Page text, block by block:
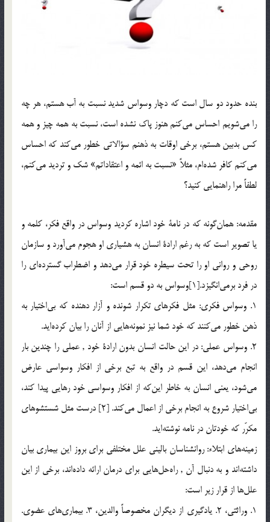
بنده حدود دو سال است كه دچار وسواس شديد نسبت به آب هستم، هر چه
را مي‌شويم احساس مي‌كنم هنوز پاك نشده است، نسبت به همه چيز و همه
كس بدبين هستم، برخي اوقات به ذهنم سؤالاتي خطور مي‌كند كه احساس
مي‌كنم كافر شده‌ام، مثلاً «نسبت به ائمه و اعتقاداتم» شك و ترديد مي‌كنم،
لطفاً مرا راهنمايي كنيد؟
مقدمه: همان‌گونه كه در نامة خود اشاره كرديد وسواس در واقع فكر، كلمه و
يا تصوير است كه به رغم ارادة انسان به هشياري او هجوم مي‌آورد و سازمان
روحي و رواني او را تحت سيطره خود قرار مي‌دهد و اضطراب گسترده‌اي را
در فرد برمي‌انگيزد.[1]وسواس به دو قسم است:
1. وسواس فكري: مثل فكرهاي تكرار شونده و آزار دهنده كه بي‌اختيار به
ذهن خطور مي‌كنند كه خود شما نيز نمونه‌هايي از آنان را بيان كرده‌ايد.
2. وسواس عملي: در اين حالت انسان بدون ارادة خود , عملي را چندين بار
انجام مي‌دهد، اين قسم در واقع به تبع برخي از افكار وسواسي عارض
مي‌شود، يعني انسان به خاطر اين‌كه از افكار وسواسي خود رهايي پيدا كند،
بي‌اختيار شروع به انجام برخي از اعمال مي‌كند. [2] درست مثل شستشو‌هاي
مكرّر كه خودتان در نامه نوشته‌ايد.
زمينه‌هاي ابتلاء: روانشناسان باليني علل مختلفي براي بروز اين بيماري بيان
داشته‌اند و به دنبال آن , راه‌حل‌هايي براي درمان ارائه داده‌اند، برخي از اين
علل‌ها از قرار زير است:
1. وراثتي، 2. يادگيري از ديگران مخصوصاً والدين، 3. بيماري‌هاي عضوي.